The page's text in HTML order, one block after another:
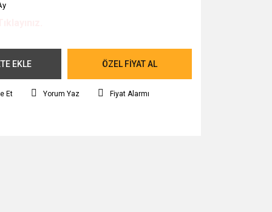
EKLE ÖZEL FİYAT AL
Et Yorum Yaz Fiyat Alarmı